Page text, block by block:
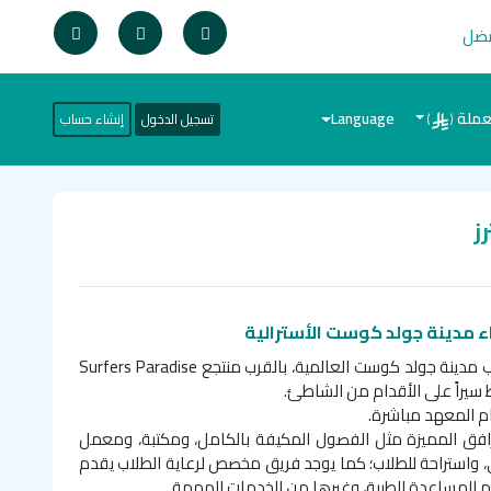
(
)
Language تسجيل الدخول إنشاء حساب
مدينة جولد كوست الأسترالية
جولد كوست العالمية، بالقرب منتجعSurfers Paradise
المعهد مباشرة.
المميزة مثل الفصول المكيفة بالكامل، ومكتبة، ومعمل
واستراحة للطلاب؛ كما يوجد فريق مخصص لرعاية الطلاب يقدم